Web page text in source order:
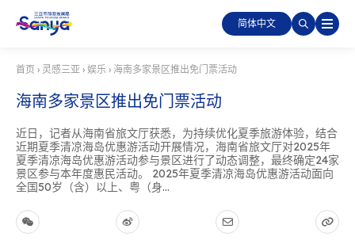
简体中文
首页 › 灵感三亚 › 娱乐 › 海南多家景区推出免门票活动
海南多家景区推出免门票活动
近日，记者从海南省旅文厅获悉，为持续优化夏季旅游体验，结合
近期夏季清凉海岛优惠游活动开展情况，海南省旅文厅对2025年
夏季清凉海岛优惠游活动参与景区进行了动态调整，最终确定24家
景区参与本年度惠民活动。 2025年夏季清凉海岛优惠游活动面向
全国50岁（含）以上、粤（身...